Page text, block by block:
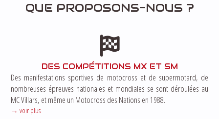
QUE PROPOSONS-NOUS ?
DES COMPÉTITIONS MX ET SM
Des manifestations sportives de motocross et de supermotard, de
nombreuses épreuves nationales et mondiales se sont déroulées au
MC Villars, et même un Motocross des Nations en 1988.
voir plus